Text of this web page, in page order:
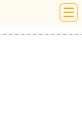
絵本ひろば